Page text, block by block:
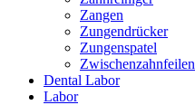
Zangen
Zungendrücker
Zungenspatel
Zwischenzahnfeilen
Dental Labor
Labor